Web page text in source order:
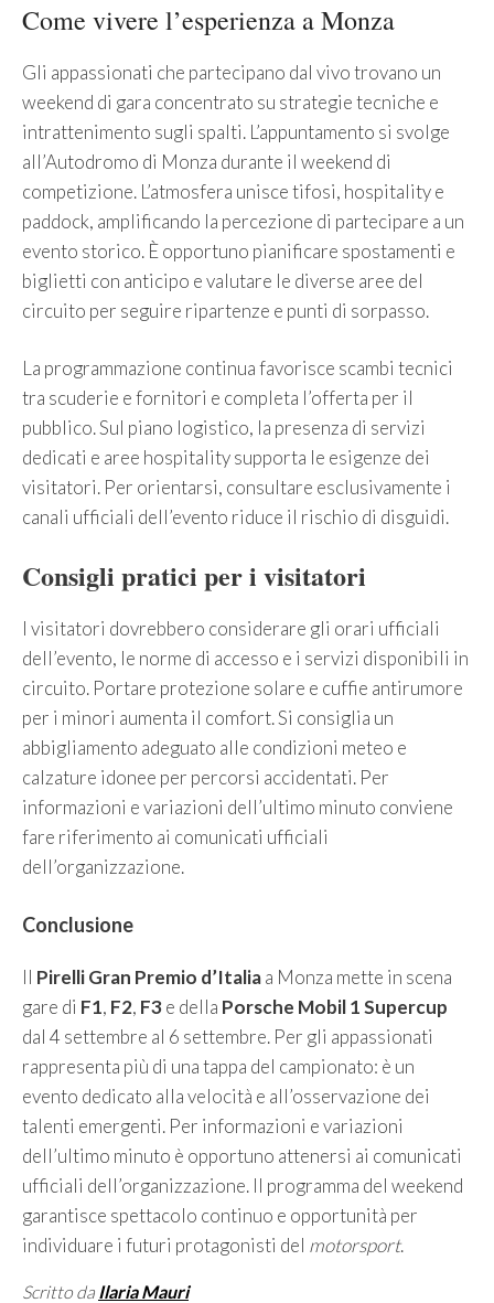
Come vivere l’esperienza a Monza
Gli appassionati che partecipano dal vivo trovano un
weekend di gara concentrato su strategie tecniche e
intrattenimento sugli spalti. L’appuntamento si svolge
all’Autodromo di Monza durante il weekend di
competizione. L’atmosfera unisce tifosi, hospitality e
paddock, amplificando la percezione di partecipare a un
evento storico. È opportuno pianificare spostamenti e
biglietti con anticipo e valutare le diverse aree del
circuito per seguire ripartenze e punti di sorpasso.
La programmazione continua favorisce scambi tecnici
tra scuderie e fornitori e completa l’offerta per il
pubblico. Sul piano logistico, la presenza di servizi
dedicati e aree hospitality supporta le esigenze dei
visitatori. Per orientarsi, consultare esclusivamente i
canali ufficiali dell’evento riduce il rischio di disguidi.
Consigli pratici per i visitatori
I visitatori dovrebbero considerare gli orari ufficiali
dell’evento, le norme di accesso e i servizi disponibili in
circuito. Portare protezione solare e cuffie antirumore
per i minori aumenta il comfort. Si consiglia un
abbigliamento adeguato alle condizioni meteo e
calzature idonee per percorsi accidentati. Per
informazioni e variazioni dell’ultimo minuto conviene
fare riferimento ai comunicati ufficiali
dell’organizzazione.
Conclusione
Il Pirelli Gran Premio d’Italiaa Monza mette in scena
gare di F1, F2, F3e della Porsche Mobil 1 Supercup
dal 4 settembre al 6 settembre. Per gli appassionati
rappresenta più di una tappa del campionato: è un
evento dedicato alla velocità e all’osservazione dei
talenti emergenti. Per informazioni e variazioni
dell’ultimo minuto è opportuno attenersi ai comunicati
ufficiali dell’organizzazione. Il programma del weekend
garantisce spettacolo continuo e opportunità per
individuare i futuri protagonisti del motorsport.
Scritto da Ilaria Mauri